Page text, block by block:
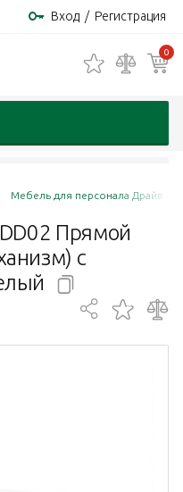
Вход / Регистрация
0
Мебель для персонала Драйв /
Прямой
с